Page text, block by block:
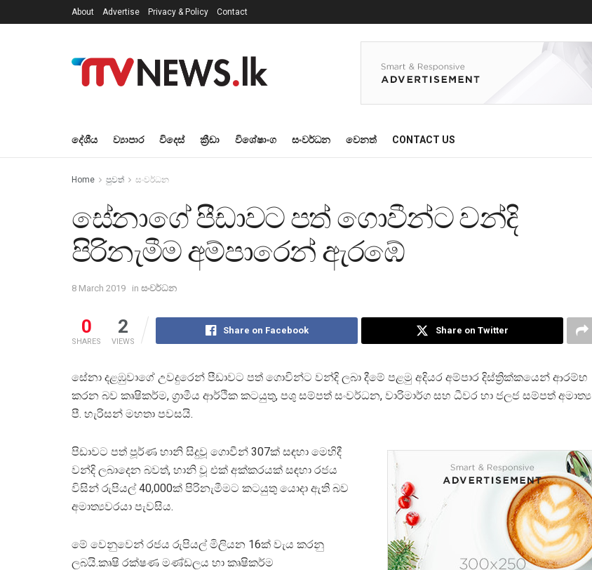
About Advertise Privacy & Policy Contact
දේශීය ව්‍යාපාර විදෙස් ක්‍රීඩා විශේෂාංග සංවර්ධන වෙනත් CONTACT US
Home පුවත් සංවර්ධන
සේනාගේ පීඩාවට පත් ගොවීන්ට වන්දි
පිරිනැමීම අම්පාරෙන් ඇරඹේ
8 March 2019 in සංවර්ධන
0
SHARES
2
VIEWS
Share on Facebook Share on Twitter
සේනා දළඹුවාගේ උවදුරෙන් පීඩාවට පත් ගොවින්ට වන්දි ලබා දීමේ පළමු අදියර අම්පාර දිස්ත්‍රික්කයෙන් ආරම්භ
කරන බව කෘෂිකර්ම, ග්‍රාමීය ආර්ථික කටයුතු, පශු සම්පත් සංවර්ධන, වාරිමාර්ග සහ ධීවර හා ජලජ සම්පත් අමාත්‍ය
පී. හැරිසන් මහතා පවසයි.
පිඩාවට පත් පූර්ණ හානි සිදුවූ ගොවීන් 307ක් සඳහා මෙහිදී
වන්දි ලබාදෙන බවත්, හානි වූ එක් අක්කරයක් සඳහා රජය
විසින් රුපියල් 40,000ක් පිරිනැමීමට කටයුතු යොදා ඇති බව
අමාත්‍යවරයා පැවසිය.
මේ වෙනුවෙන් රජය රුපියල් මිලියන 16ක් වැය කරනු
ලබයි.කෘෂි රක්ෂණ මණ්ඩලය හා කෘෂිකර්ම